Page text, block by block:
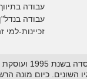
עבודה
עבודה בנדל"ן
זכיינות-
רשת "אל-הנכס"